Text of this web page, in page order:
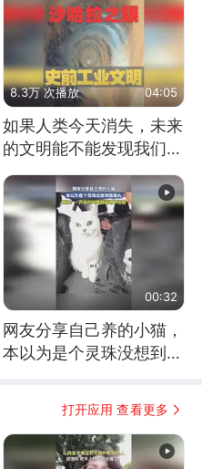
8.3万 次播放 04:05
如果人类今天消失，未来
的文明能不能发现我们存
在过？
00:32
网友分享自己养的小猫，
本以为是个灵珠没想到是
打开应用 查看更多